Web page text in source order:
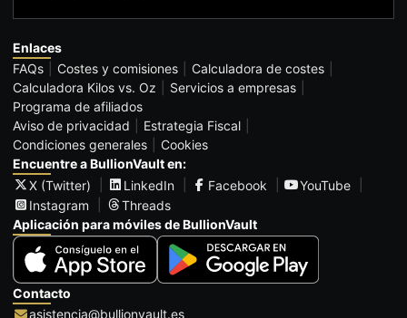
Enlaces
FAQs
Costes y comisiones
Calculadora de costes
Calculadora Kilos vs. Oz
Servicios a empresas
Programa de afiliados
Aviso de privacidad
Estrategia Fiscal
Condiciones generales
Cookies
Encuentre a BullionVault en:
X (Twitter)
LinkedIn Facebook
YouTube
Instagram
Threads
Aplicación para móviles de BullionVault
Contacto
asistencia@bullionvault.es